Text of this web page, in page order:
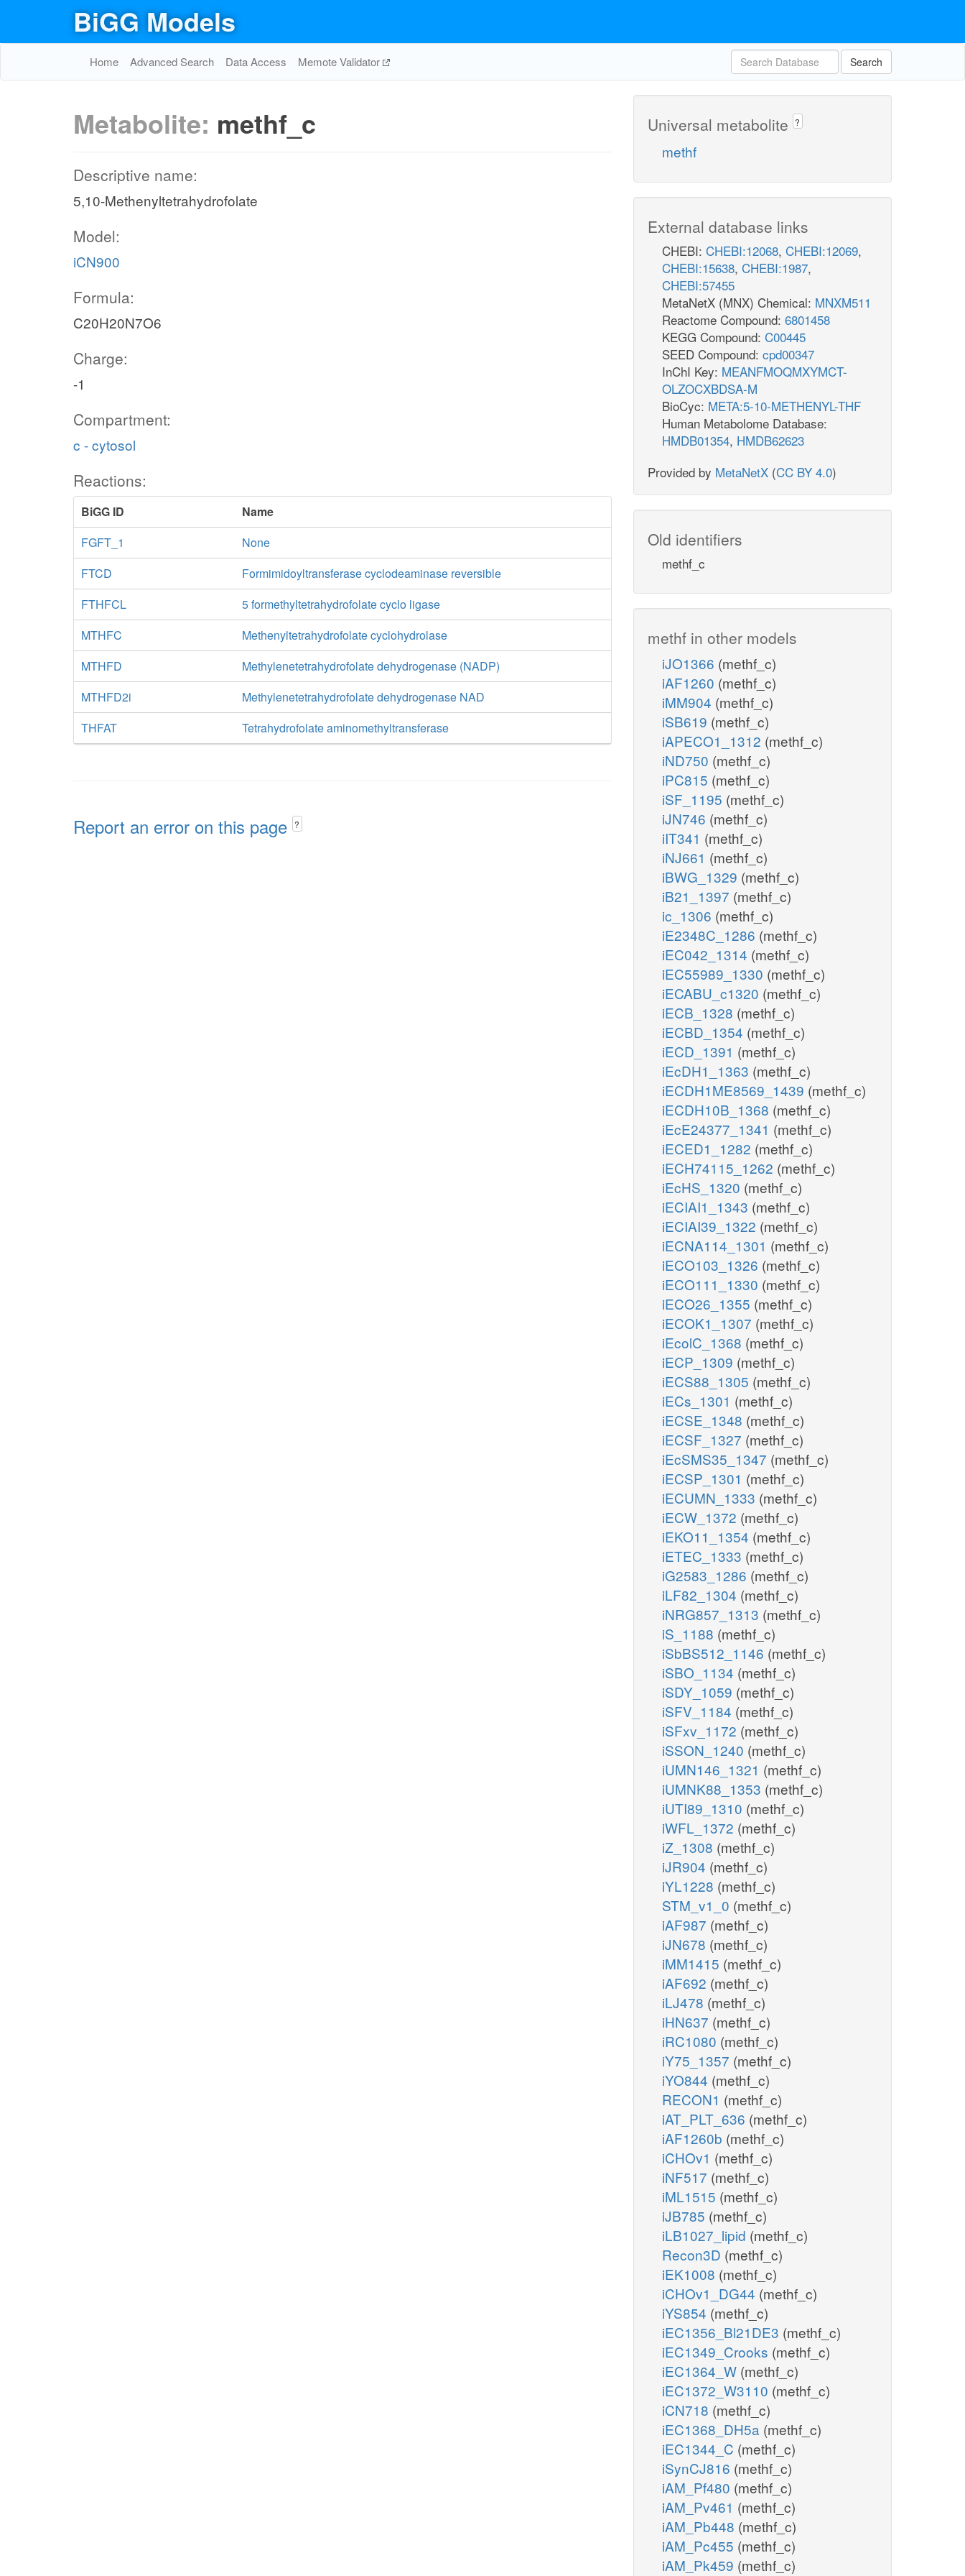
BiGG Models
Home Advanced Search Data Access Memote Validator Search
Metabolite: methf_c
Descriptive name:
5,10-Methenyltetrahydrofolate
Model:
iCN900
Formula:
C20H20N7O6
Charge:
-1
Compartment:
c - cytosol
Reactions:
BiGG ID
Name
FGFT_1
None
FTCD
Formimidoyltransferase cyclodeaminase reversible
FTHFCL
5 formethyltetrahydrofolate cyclo ligase
MTHFC
Methenyltetrahydrofolate cyclohydrolase
MTHFD
Methylenetetrahydrofolate dehydrogenase (NADP)
MTHFD2i
Methylenetetrahydrofolate dehydrogenase NAD
THFAT
Tetrahydrofolate aminomethyltransferase
Report an error on this page ?
Universal metabolite ?
methf
External database links
CHEBI: CHEBI:12068, CHEBI:12069,
CHEBI:15638, CHEBI:1987,
CHEBI:57455
MetaNetX (MNX) Chemical: MNXM511
Reactome Compound: 6801458
KEGG Compound: C00445
SEED Compound: cpd00347
InChI Key: MEANFMOQMXYMCT-
OLZOCXBDSA-M
BioCyc: META:5-10-METHENYL-THF
Human Metabolome Database:
HMDB01354, HMDB62623
Provided by MetaNetX (CC BY 4.0)
Old identifiers
methf_c
methf in other models
iJO1366 (methf_c)
iAF1260 (methf_c)
iMM904 (methf_c)
iSB619 (methf_c)
iAPECO1_1312 (methf_c)
iND750 (methf_c)
iPC815 (methf_c)
iSF_1195 (methf_c)
iJN746 (methf_c)
iIT341 (methf_c)
iNJ661 (methf_c)
iBWG_1329 (methf_c)
iB21_1397 (methf_c)
ic_1306 (methf_c)
iE2348C_1286 (methf_c)
iEC042_1314 (methf_c)
iEC55989_1330 (methf_c)
iECABU_c1320 (methf_c)
iECB_1328 (methf_c)
iECBD_1354 (methf_c)
iECD_1391 (methf_c)
iEcDH1_1363 (methf_c)
iECDH1ME8569_1439 (methf_c)
iECDH10B_1368 (methf_c)
iEcE24377_1341 (methf_c)
iECED1_1282 (methf_c)
iECH74115_1262 (methf_c)
iEcHS_1320 (methf_c)
iECIAI1_1343 (methf_c)
iECIAI39_1322 (methf_c)
iECNA114_1301 (methf_c)
iECO103_1326 (methf_c)
iECO111_1330 (methf_c)
iECO26_1355 (methf_c)
iECOK1_1307 (methf_c)
iEcolC_1368 (methf_c)
iECP_1309 (methf_c)
iECS88_1305 (methf_c)
iECs_1301 (methf_c)
iECSE_1348 (methf_c)
iECSF_1327 (methf_c)
iEcSMS35_1347 (methf_c)
iECSP_1301 (methf_c)
iECUMN_1333 (methf_c)
iECW_1372 (methf_c)
iEKO11_1354 (methf_c)
iETEC_1333 (methf_c)
iG2583_1286 (methf_c)
iLF82_1304 (methf_c)
iNRG857_1313 (methf_c)
iS_1188 (methf_c)
iSbBS512_1146 (methf_c)
iSBO_1134 (methf_c)
iSDY_1059 (methf_c)
iSFV_1184 (methf_c)
iSFxv_1172 (methf_c)
iSSON_1240 (methf_c)
iUMN146_1321 (methf_c)
iUMNK88_1353 (methf_c)
iUTI89_1310 (methf_c)
iWFL_1372 (methf_c)
iZ_1308 (methf_c)
iJR904 (methf_c)
iYL1228 (methf_c)
STM_v1_0 (methf_c)
iAF987 (methf_c)
iJN678 (methf_c)
iMM1415 (methf_c)
iAF692 (methf_c)
iLJ478 (methf_c)
iHN637 (methf_c)
iRC1080 (methf_c)
iY75_1357 (methf_c)
iYO844 (methf_c)
RECON1 (methf_c)
iAT_PLT_636 (methf_c)
iAF1260b (methf_c)
iCHOv1 (methf_c)
iNF517 (methf_c)
iML1515 (methf_c)
iJB785 (methf_c)
iLB1027_lipid (methf_c)
Recon3D (methf_c)
iEK1008 (methf_c)
iCHOv1_DG44 (methf_c)
iYS854 (methf_c)
iEC1356_Bl21DE3 (methf_c)
iEC1349_Crooks (methf_c)
iEC1364_W (methf_c)
iEC1372_W3110 (methf_c)
iCN718 (methf_c)
iEC1368_DH5a (methf_c)
iEC1344_C (methf_c)
iSynCJ816 (methf_c)
iAM_Pf480 (methf_c)
iAM_Pv461 (methf_c)
iAM_Pb448 (methf_c)
iAM_Pc455 (methf_c)
iAM_Pk459 (methf_c)